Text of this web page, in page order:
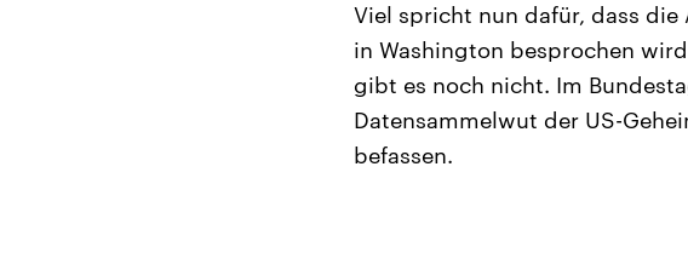
Viel spricht nun dafür, dass die
in Washington besprochen
gibt es noch nicht. Im
Datensammelwut der US-
befassen.